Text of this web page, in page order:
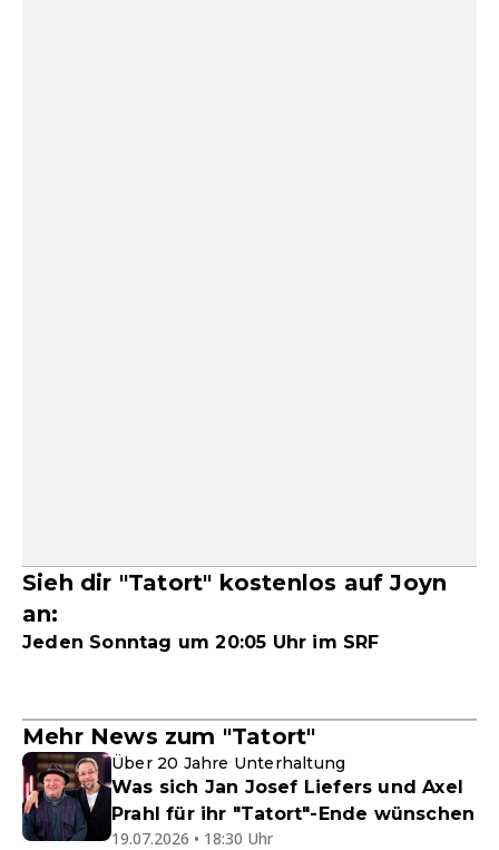
Sieh dir "Tatort" kostenlos auf Joyn
an:
Jeden Sonntag um 20:05 Uhr im SRF
Mehr News zum "Tatort"
Über 20 Jahre Unterhaltung
Was sich Jan Josef Liefers und Axel
Prahl für ihr "Tatort"-Ende wünschen
19.07.2026 • 18:30 Uhr